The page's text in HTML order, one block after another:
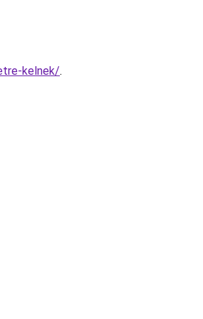
kelnek/.